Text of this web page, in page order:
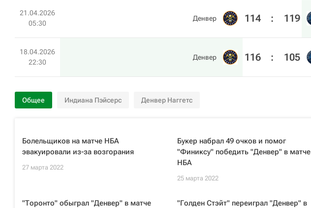
21.04.2026
05:30
Денвер 114 : 119
18.04.2026
22:30
Денвер 116 : 105
Общее Индиана Пэйсерс Денвер Наггетс
Болельщиков на матче НБА
эвакуировали из-за возгорания
27 марта 2022
Букер набрал 49 очков и помог
"Финиксу" победить "Денвер" в матче
НБА
25 марта 2022
"Торонто" обыграл "Денвер" в матче
"Голден Стэйт" переиграл "Денвер" в